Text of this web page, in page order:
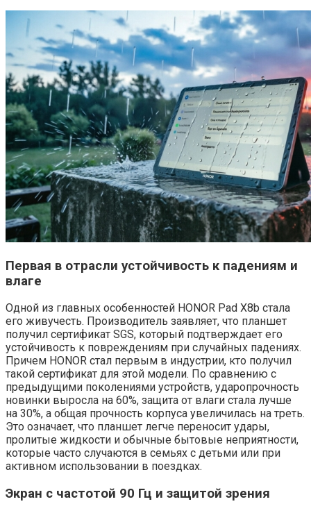
Первая в отрасли устойчивость к падениям и
влаге
Одной из главных особенностей HONOR Pad X8b стала
его живучесть. Производитель заявляет, что планшет
получил сертификат SGS, который подтверждает его
устойчивость к повреждениям при случайных падениях.
Причем HONOR стал первым в индустрии, кто получил
такой сертификат для этой модели. По сравнению с
предыдущими поколениями устройств, ударопрочность
новинки выросла на 60%, защита от влаги стала лучше
на 30%, а общая прочность корпуса увеличилась на треть.
Это означает, что планшет легче переносит удары,
пролитые жидкости и обычные бытовые неприятности,
которые часто случаются в семьях с детьми или при
активном использовании в поездках.
Экран с частотой 90 Гц и защитой зрения